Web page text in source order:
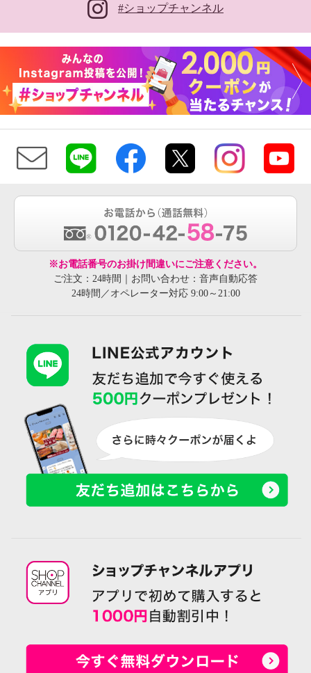
#ショップチャンネル
※お電話番号のお掛け間違いにご注意ください。
ご注文：24時間｜お問い合わせ：音声自動応答
24時間／オペレーター対応 9:00～21:00